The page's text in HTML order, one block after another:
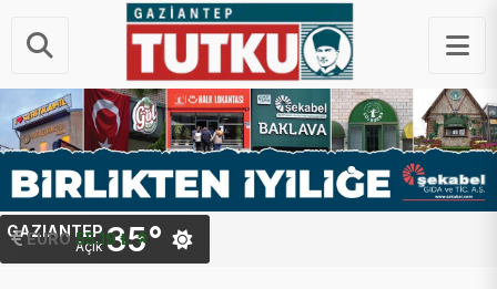
EURO 55.19 ₺
STERLIN 64.46 ₺
GAZIANTEP
Açık 35°